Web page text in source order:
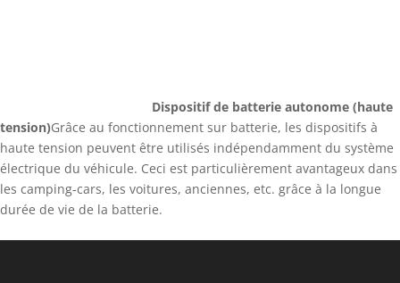
Dispositif de batterie autonome (haute
tension)Grâce au fonctionnement sur batterie, les dispositifs à
haute tension peuvent être utilisés indépendamment du système
électrique du véhicule. Ceci est particulièrement avantageux dans
les camping-cars, les voitures, anciennes, etc. grâce à la longue
durée de vie de la batterie.